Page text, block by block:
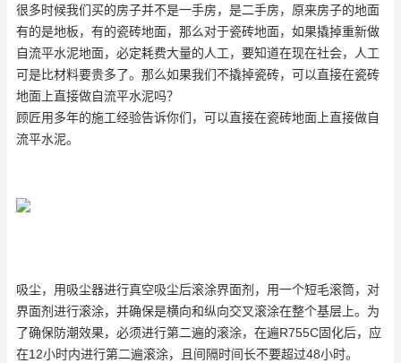
很多时候我们买的房子并不是一手房，是二手房，原来房子的地面
有的是地板，有的瓷砖地面，那么对于瓷砖地面，如果撬掉重新做
自流平水泥地面，必定耗费大量的人工，要知道在现在社会，人工
可是比材料要贵多了。那么如果我们不撬掉瓷砖，可以直接在瓷砖
地面上直接做自流平水泥吗？
顾匠用多年的施工经验告诉你们，可以直接在瓷砖地面上直接做自
流平水泥。
吸尘，用吸尘器进行真空吸尘后滚涂界面剂，用一个短毛滚筒，对
界面剂进行滚涂，并确保是横向和纵向交叉滚涂在整个基层上。为
了确保防潮效果，必须进行第二遍的滚涂，在遍R755C固化后，应
在12小时内进行第二遍滚涂，且间隔时间长不要超过48小时。